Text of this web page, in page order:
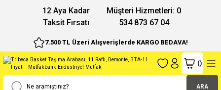
12 Aya Kadar
Taksit Fırsatı
Müşteri Hizmetleri: 0
534 873 67 04
7.500 TL Üzeri Alışverişlerde KARGO BEDAVA!
ARA
()